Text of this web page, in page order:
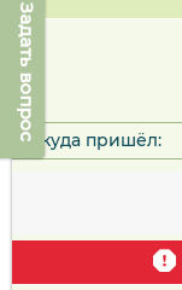
Задать вопрос
Откуда пришёл: